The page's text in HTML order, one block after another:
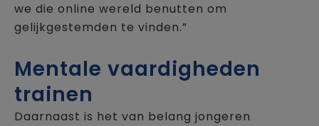
we die online wereld benutten om
gelijkgestemden te vinden.”
Mentale vaardigheden
trainen
Daarnaast is het van belang jongeren